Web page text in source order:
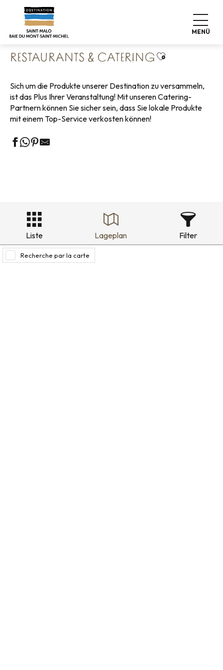
contenu
MENÜ
Startseite
Unsere Partner Geschäfte
Restaurants & Catering
RESTAURANTS & CATERING Ajouter aux
Sich um die Produkte unserer Destination zu versammeln,
ist das Plus Ihrer Veranstaltung! Mit unseren Catering-
Partnern können Sie sicher sein, dass Sie lokale Produkte
mit einem Top-Service verkosten können!
Liste Lageplan Filter
Recherche par la carte